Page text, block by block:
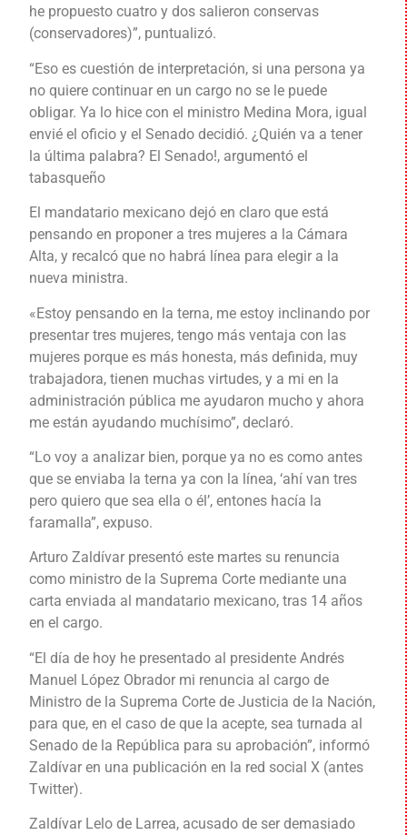
he propuesto cuatro y dos salieron conservas
(conservadores)”, puntualizó.
“Eso es cuestión de interpretación, si una persona ya
no quiere continuar en un cargo no se le puede
obligar. Ya lo hice con el ministro Medina Mora, igual
envié el oficio y el Senado decidió. ¿Quién va a tener
la última palabra? El Senado!, argumentó el
tabasqueño
El mandatario mexicano dejó en claro que está
pensando en proponer a tres mujeres a la Cámara
Alta, y recalcó que no habrá línea para elegir a la
nueva ministra.
«Estoy pensando en la terna, me estoy inclinando por
presentar tres mujeres, tengo más ventaja con las
mujeres porque es más honesta, más definida, muy
trabajadora, tienen muchas virtudes, y a mi en la
administración pública me ayudaron mucho y ahora
me están ayudando muchísimo”, declaró.
“Lo voy a analizar bien, porque ya no es como antes
que se enviaba la terna ya con la línea, ‘ahí van tres
pero quiero que sea ella o él’, entones hacía la
faramalla”, expuso.
Arturo Zaldívar presentó este martes su renuncia
como ministro de la Suprema Corte mediante una
carta enviada al mandatario mexicano, tras 14 años
en el cargo.
“El día de hoy he presentado al presidente Andrés
Manuel López Obrador mi renuncia al cargo de
Ministro de la Suprema Corte de Justicia de la Nación,
para que, en el caso de que la acepte, sea turnada al
Senado de la República para su aprobación”, informó
Zaldívar en una publicación en la red social X (antes
Twitter).
Zaldívar Lelo de Larrea, acusado de ser demasiado